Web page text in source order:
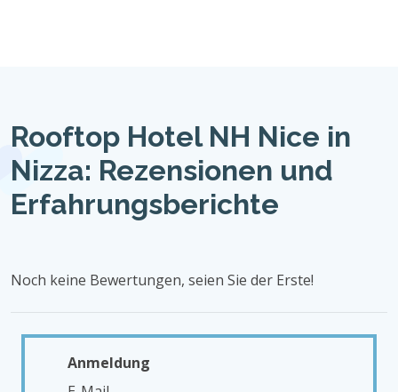
Rooftop Hotel NH Nice in
Nizza: Rezensionen und
Erfahrungsberichte
Noch keine Bewertungen, seien Sie der Erste!
Anmeldung